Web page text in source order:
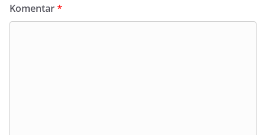
Komentar*